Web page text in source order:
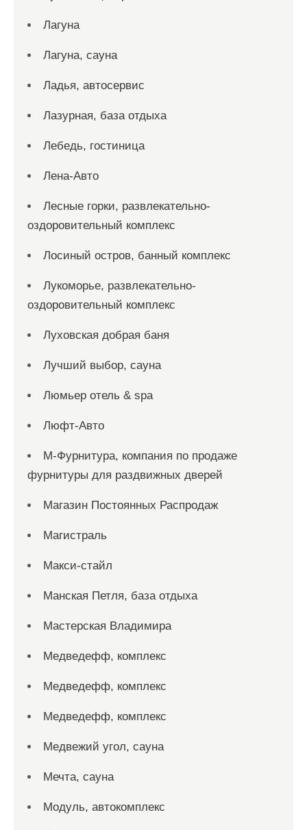
Лагуна
Лагуна, сауна
Ладья, автосервис
Лазурная, база отдыха
Лебедь, гостиница
Лена-Авто
Лесные горки, развлекательно-
оздоровительный комплекс
Лосиный остров, банный комплекс
Лукоморье, развлекательно-
оздоровительный комплекс
Луховская добрая баня
Лучший выбор, сауна
Люмьер отель & spa
Люфт-Авто
М-Фурнитура, компания по продаже
фурнитуры для раздвижных дверей
Магазин Постоянных Распродаж
Магистраль
Макси-стайл
Манская Петля, база отдыха
Мастерская Владимира
Медведефф, комплекс
Медведефф, комплекс
Медведефф, комплекс
Медвежий угол, сауна
Мечта, сауна
Модуль, автокомплекс